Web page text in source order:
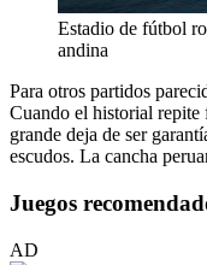
Estadio de fútbol
andina
Para otros partidos
Cuando el historial
grande deja de ser
escudos. La cancha
Juegos
AD